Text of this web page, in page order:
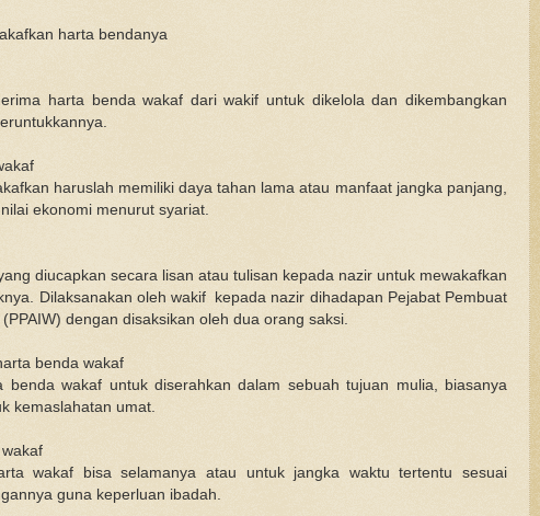
harta bendanya
harta benda wakaf dari wakif untuk dikelola dan dikembangkan
haruslah memiliki daya tahan lama atau manfaat jangka panjang,
ekonomi menurut syariat.
diucapkan secara lisan atau tulisan kepada nazir untuk mewakafkan
Dilaksanakan oleh wakif kepada nazir dihadapan Pejabat Pembuat
dengan disaksikan oleh dua orang saksi.
benda wakaf
benda wakaf untuk diserahkan dalam sebuah tujuan mulia, biasanya
kemaslahatan umat.
wakaf bisa selamanya atau untuk jangka waktu tertentu sesuai
guna keperluan ibadah.